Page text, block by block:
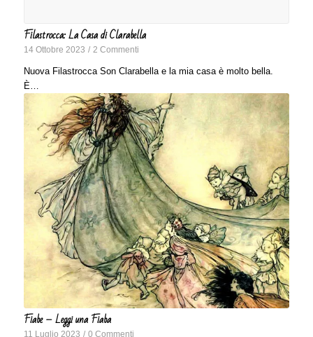
Filastrocca: La Casa di Clarabella
14 Ottobre 2023 / 2 Commenti
Nuova Filastrocca Son Clarabella e la mia casa è molto bella.
È…
Fiabe – Leggi una Fiaba
11 Luglio 2023 / 0 Commenti